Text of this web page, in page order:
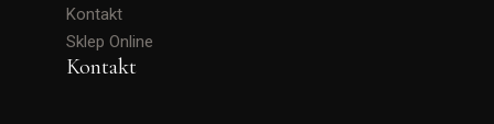
Kontakt
Sklep Online
Kontakt